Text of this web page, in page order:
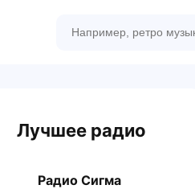
Лучшее радио
Радио Сигма